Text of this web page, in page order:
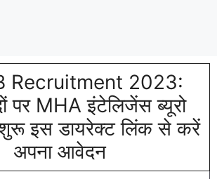
Recruitment 2023:
पर MHA इंटेलिजेंस ब्यूरो
इस डायरेक्ट लिंक से करें
अपना आवेदन